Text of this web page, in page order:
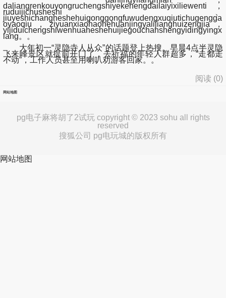
daliangrenkouyongruchengshiyekenengdailaiyixiliewenti，
ruduijichusheshi、
jiuyeshichangheshehuigonggongfuwudengxuqiutichugengga
oyaoqiu，ziyuanxiaohaohehuanjingyalijianghuizengjia，
yijiduichengshiwenhuaheshehuijiegouchanshengyidingyingx
iang。。
大年初一“灵隐寺人从众”的话题登上热搜。早晨4点半灵隐
飞来峰景区就提前开门了，去祈福的年轻人群超多，“走都走
不动”，工作人员甚至用喇叭劝游客回家。。
阅读 (0)
网站地图
pg电子麻将胡了2试玩 copyright © 2023 sohu all rights
reserved
搜狐公司 pg电玩城的版权所有
网站地图